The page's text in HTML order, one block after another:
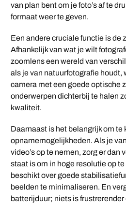
van plan bent om je foto’s af te
formaat weer te geven.
Een andere cruciale functie is de
Afhankelijk van wat je wilt
zoomlens een wereld van
als je van natuurfotografie houdt,
camera met een goede optische
onderwerpen dichterbij te halen
kwaliteit.
Daarnaast is het belangrijk om te
opnamemogelijkheden. Als je
video’s op te nemen, zorg er dan
staat is om in hoge resolutie op
beschikt over goede
beelden te minimaliseren. En
batterijduur; niets is frustrerender